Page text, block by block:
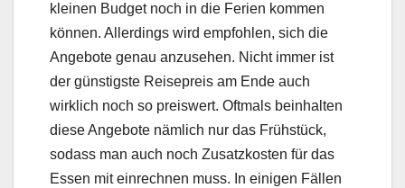
kleinen Budget noch in die Ferien kommen
können. Allerdings wird empfohlen, sich die
Angebote genau anzusehen. Nicht immer ist
der günstigste Reisepreis am Ende auch
wirklich noch so preiswert. Oftmals beinhalten
diese Angebote nämlich nur das Frühstück,
sodass man auch noch Zusatzkosten für das
Essen mit einrechnen muss. In einigen Fällen